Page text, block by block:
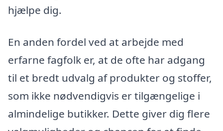
hjælpe dig.
En anden fordel ved at arbejde med
erfarne fagfolk er, at de ofte har adgang
til et bredt udvalg af produkter og stoffer,
som ikke nødvendigvis er tilgængelige i
almindelige butikker. Dette giver dig flere